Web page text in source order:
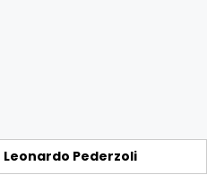
Leonardo Pederzoli